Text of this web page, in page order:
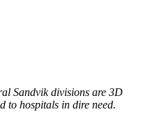
Sandvik divisions are 3D
to hospitals in dire need.